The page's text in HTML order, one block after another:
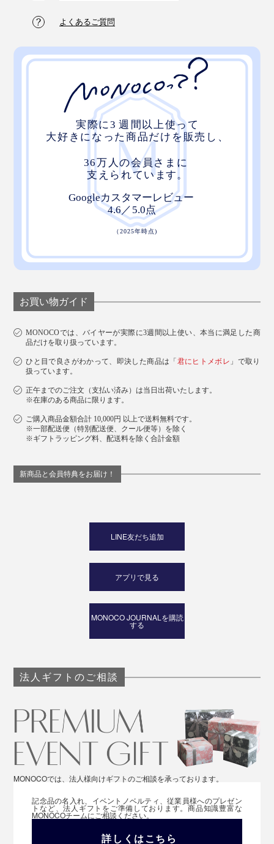
よくあるご質問
お買い物ガイド
MONOCOでは、バイヤーが実際に3週間以上使い、本当に満足した商
品だけを取り扱っています。
ひと目で良さがわかって、即決した商品は「君にヒトメボレ 」で取り
扱っています。
正午までのご注文（支払い済み）は当日出荷いたします。
※在庫のある商品に限ります。
ご購入商品金額合計 10,000円 以上で送料無料です。
※一部配送便（特別配送便、クール便等）を除く
※ギフトラッピング料、配送料を除く合計金額
新商品と会員特典をお届け！
LINE友だち追加
アプリで見る
MONOCO JOURNALを購読
する
法人ギフトのご相談
MONOCOでは、法人様向けギフトのご相談を承っております。
記念品の名入れ、イベントノベルティ、従業員様へのプレゼン
トなど、法人ギフトをご準備しております。商品知識豊富な
MONOCOチームにご相談ください。
詳しくはこちら